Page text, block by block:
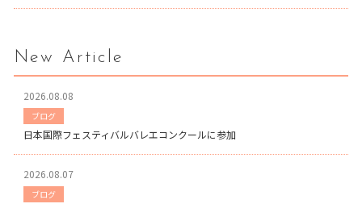
New Article
2026.08.08
ブログ
日本国際フェスティバルバレエコンクールに参加
2026.08.07
ブログ